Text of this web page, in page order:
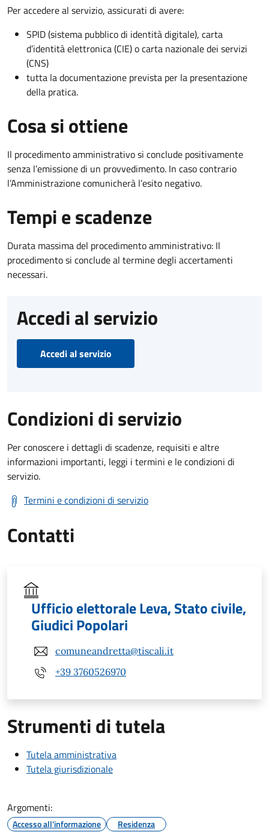
Per accedere al servizio, assicurati di avere:
SPID (sistema pubblico di identità digitale), carta
d’identità elettronica (CIE) o carta nazionale dei servizi
(CNS)
tutta la documentazione prevista per la presentazione
della pratica.
Cosa si ottiene
Il procedimento amministrativo si conclude positivamente
senza l’emissione di un provvedimento. In caso contrario
l’Amministrazione comunicherà l’esito negativo.
Tempi e scadenze
Durata massima del procedimento amministrativo: Il
procedimento si conclude al termine degli accertamenti
necessari.
Accedi al servizio
Accedi al servizio
Condizioni di servizio
Per conoscere i dettagli di scadenze, requisiti e altre
informazioni importanti, leggi i termini e le condizioni di
servizio.
Termini e condizioni di servizio
Contatti
Ufficio elettorale Leva, Stato civile,
Giudici Popolari
comuneandretta@tiscali.it
+39 3760526970
Strumenti di tutela
Tutela amministrativa
Tutela giurisdizionale
Argomenti:
Accesso all'informazione Residenza